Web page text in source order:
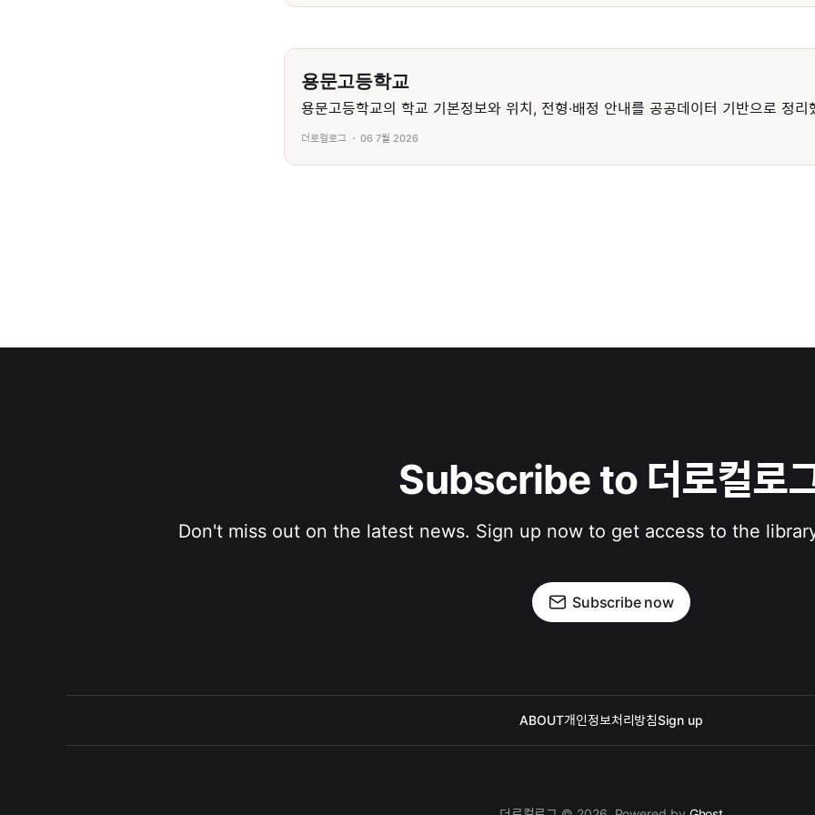
용문고등학교
용문고등학교의 학교 기본정보와 위치, 전형·배정 안내를 공공데이터 기반으로 정리
더로컬로그 06 7월 2026
Subscribe to 더로컬로
Don't miss out on the latest news. Sign up now to get access to the
Subscribe now
ABOUT개인정보처리방침Sign up